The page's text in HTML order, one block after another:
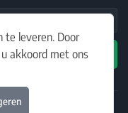
te leveren. Door
akkoord met ons